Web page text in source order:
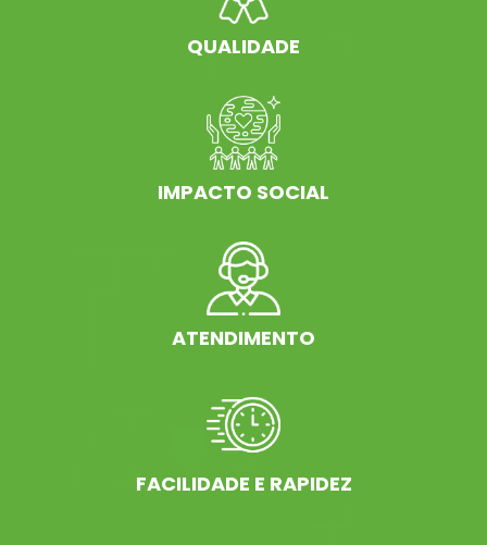
QUALIDADE
IMPACTO SOCIAL
ATENDIMENTO
FACILIDADE E RAPIDEZ